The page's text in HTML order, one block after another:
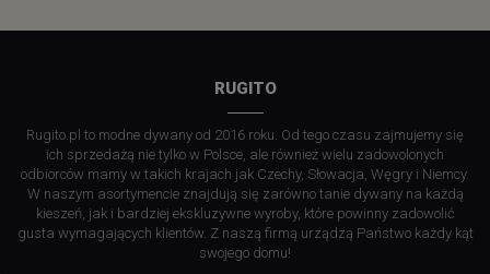
RUGITO
Rugito.pl to modne dywany od 2016 roku. Od tego czasu zajmujemy się
ich sprzedażą nie tylko w Polsce, ale również wielu zadowolonych
odbiorców mamy w takich krajach jak Czechy, Słowacja, Węgry i Niemcy.
W naszym asortymencie znajdują się zarówno tanie dywany na każdą
kieszeń, jak i bardziej ekskluzywne wyroby, które powinny zadowolić
gusta wymagających klientów. Z naszą firmą urządzą Państwo każdy kąt
swojego domu!